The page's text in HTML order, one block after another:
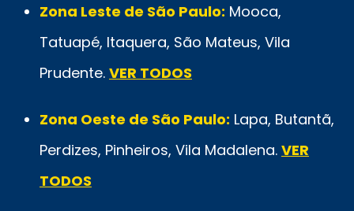
Zona Leste de São Paulo: Mooca,
Tatuapé, Itaquera, São Mateus, Vila
Prudente. VER TODOS
Zona Oeste de São Paulo: Lapa, Butantã,
Perdizes, Pinheiros, Vila Madalena. VER
TODOS